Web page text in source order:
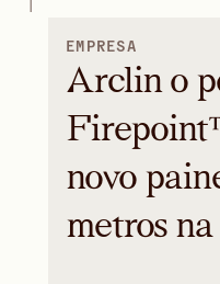
EMPRESA
Arclin o
novo
metros